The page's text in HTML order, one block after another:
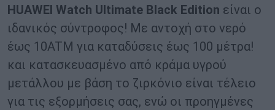
HUAWEI Watch Ultimate Black Edition είναι ο
ιδανικός σύντροφος! Με αντοχή στο νερό
έως 10ATM για καταδύσεις έως 100 μέτρα!
και κατασκευασμένο από κράμα υγρού
μετάλλου με βάση το ζιρκόνιο είναι τέλειο
για τις εξορμήσεις σας, ενώ οι προηγμένες